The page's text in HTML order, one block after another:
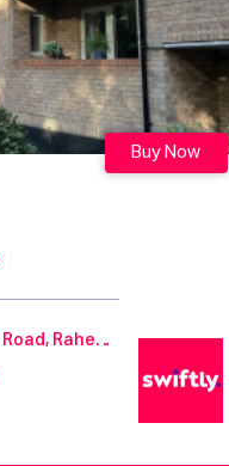
Buy Now
4A The Glen, Watermill Road, Raheny, Dublin 5, Co. Dublin, D05 HK33